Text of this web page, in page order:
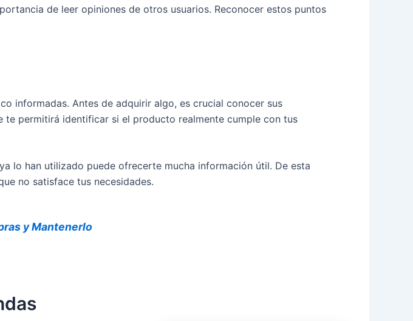
de leer opiniones de otros usuarios. Reconocer estos puntos
informadas. Antes de adquirir algo, es crucial conocer sus
permitirá identificar si el producto realmente cumple con tus
lo han utilizado puede ofrecerte mucha información útil. De esta
no satisface tus necesidades.
y Mantenerlo